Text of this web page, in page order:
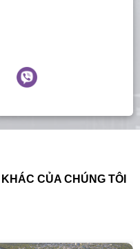
CỦA CHÚNG TÔI